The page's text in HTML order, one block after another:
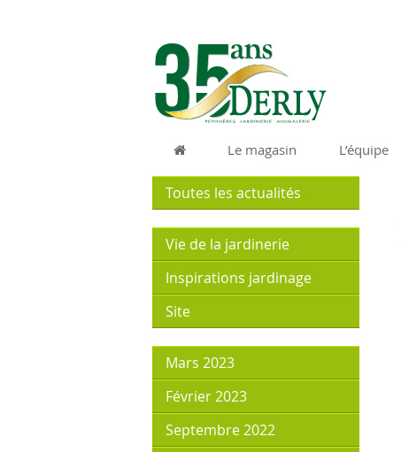
Le magasin L’équipe
Toutes les actualités
Vie de la jardinerie
Inspirations jardinage
Site
Mars 2023
Février 2023
Septembre 2022